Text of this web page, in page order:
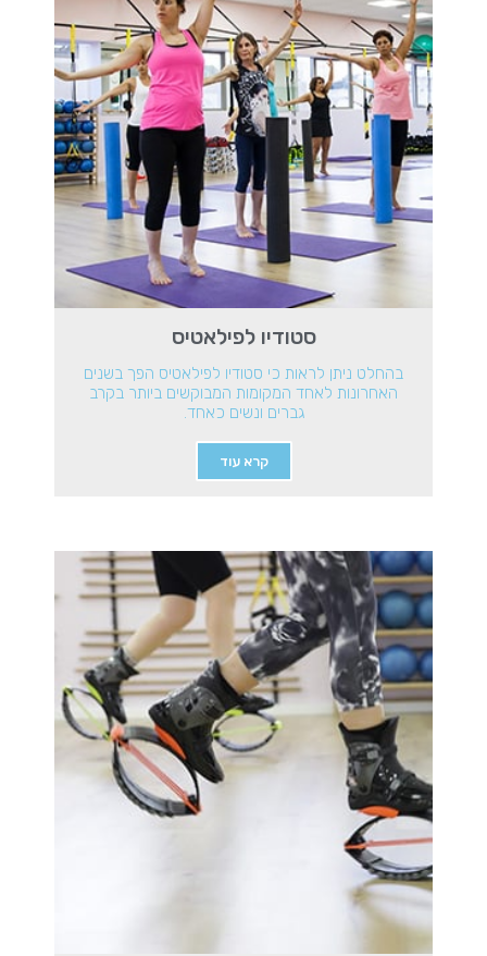
סטודיו לפילאטיס
בהחלט ניתן לראות כי סטודיו לפילאטיס הפך בשנים
האחרונות לאחד המקומות המבוקשים ביותר בקרב
גברים ונשים כאחד.
קרא עוד